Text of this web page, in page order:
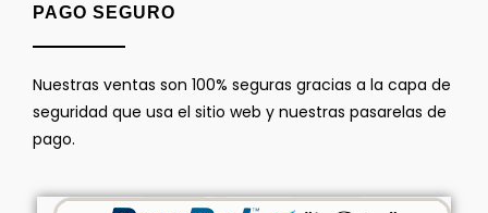
PAGO SEGURO
Nuestras ventas son 100% seguras gracias a la capa de
seguridad que usa el sitio web y nuestras pasarelas de
pago.